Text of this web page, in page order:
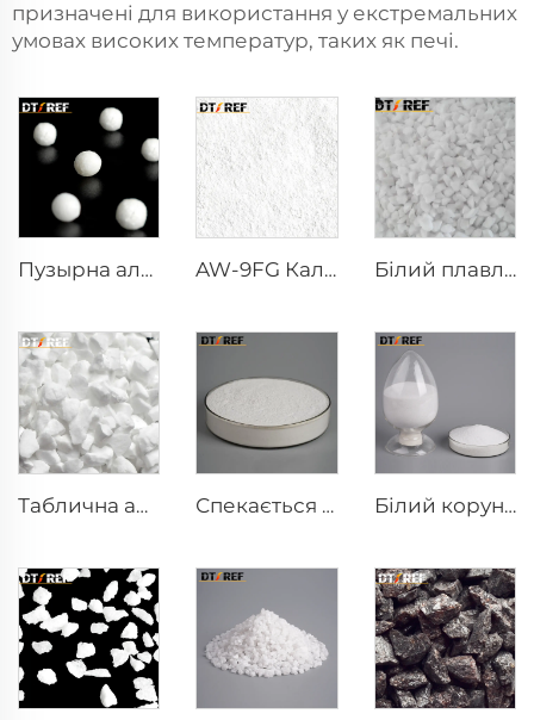
призначені для використання у екстремальних
умовах високих температур, таких як печі.
Пузырна алуміна AW-9FG Калчений α-Al₂O₃ порошок Білий плавлений алуміній
Таблична алуміна Спекається мулліт Білий корундний порошок